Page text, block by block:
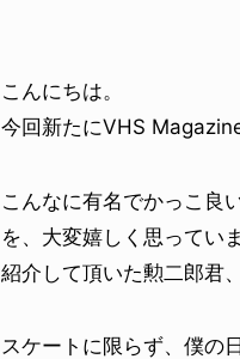
こんにちは。
今回新たにVHS
こんなに有名でかっこ良
を、大変嬉しく思っていま
紹介して頂いた勲二郎君
スケートに限らず、僕の